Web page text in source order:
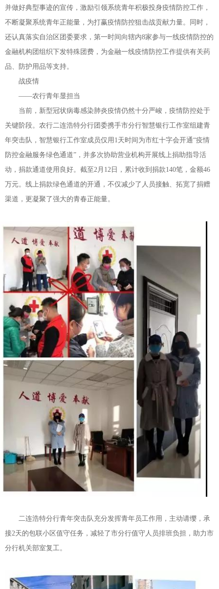
并做好典型事迹的宣传，激励引领系统青年积极投身疫情防控工作，
不断凝聚系统青年正能量，为打赢疫情防控狙击战贡献力量。同时，
还认真落实自治区团委要求，第一时间向辖内8家参与一线疫情防控的
金融机构团组织下发特殊团费，为金融一线疫情防控工作提供有关药
品、防护用品等支持。
战疫情
——农行青年显担当
当前，新型冠状病毒感染肺炎疫情仍然十分严峻，疫情防控处于
关键阶段。农行二连浩特分行团委携手市分行智慧银行工作室组建青
年突击队，智慧银行工作室成员仅用1天时间为市红十字会开通“疫情
防控金融服务绿色通道”，并多次协助营业机构开展线上捐助指导活
动，捐款通道使用良好。截至2月12日，累计收到捐款140笔，金额46
万元。线上捐款绿色通道的开通，不仅减少了人员接触、拓宽了捐赠
渠道，更凝聚了强大的青春正能量。
二连浩特分行青年突击队充分发挥青年员工作用，主动请缨，承
接2天的包联小区值守任务，减轻了市分行值守人员排班负担，助力市
分行机关部室复工。